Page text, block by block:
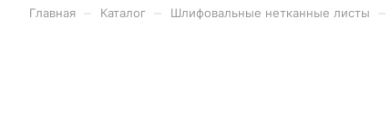
Главная Каталог Шлифовальные нетканные листы